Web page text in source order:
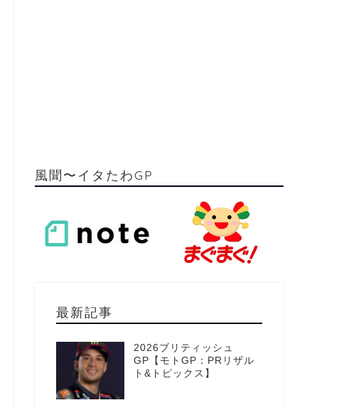
風聞〜イタたわGP
最新記事
2026ブリティッシュ
GP【モトGP：PRリザル
ト&トピックス】